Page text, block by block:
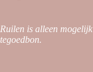
Ruilen is alleen
tegoedbon.